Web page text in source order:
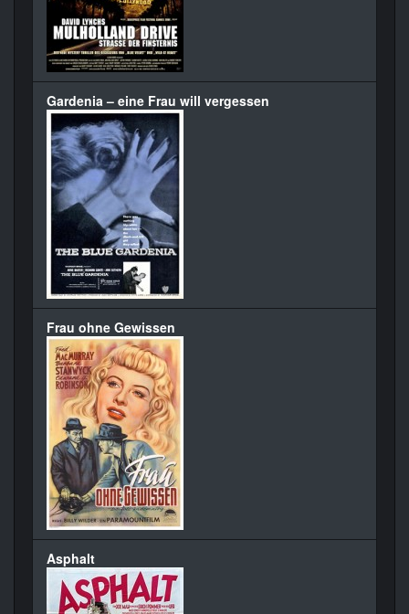
Gardenia – eine Frau will vergessen
Frau ohne Gewissen
Asphalt